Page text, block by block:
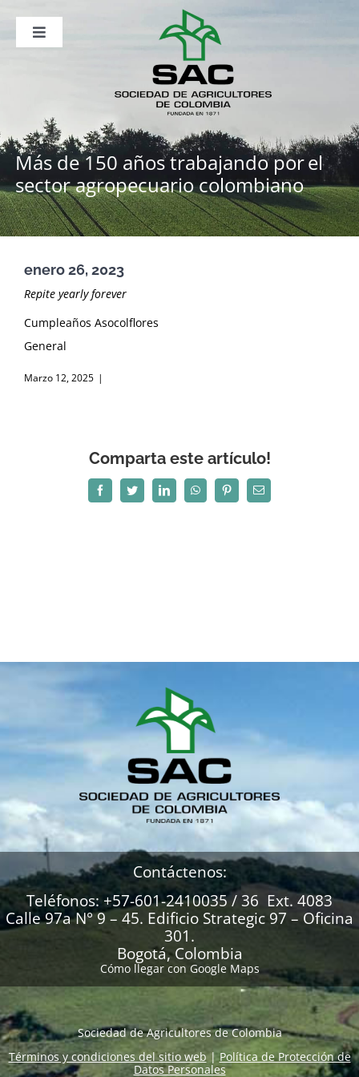
contenido
Toggle
Publicaciones
Sala de Prensa
Eventos
Más de 150 años trabajando porel
sector agropecuario colombiano
enero 26, 2023
Repite yearly forever
Cumpleaños Asocolflores
General
Marzo 12, 2025 |
Comparta este artículo!
FacebookTwitterLinkedInWhatsAppPinterestCorreo
electrónico
Contáctenos:
Teléfonos: +57-601-2410035 / 36 Ext. 4083
Calle 97a N° 9 – 45. Edificio Strategic 97 – Oficina
301.
Bogotá, Colombia
Cómo llegar con Google Maps
Sociedad de Agricultores de Colombia
Términos y condiciones del sitio web|Política de Protección de
Datos Personales